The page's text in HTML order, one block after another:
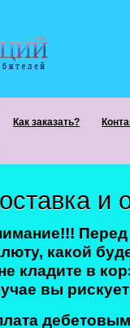
Как заказать?
и
Перед
какой
кладите в
вы